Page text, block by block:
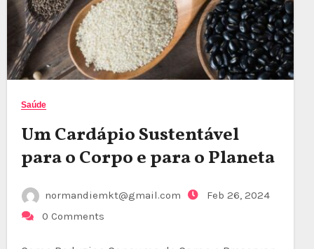
Saúde
Um Cardápio Sustentável
para o Corpo e para o Planeta
normandiemkt@gmail.com
Feb 26, 2024
0 Comments